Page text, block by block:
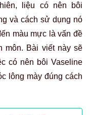
liệu có nên bôi
và cách sử dụng nó
màu mực là vấn đề
môn. Bài viết này sẽ
có nên bôi Vaseline
lông mày đúng cách